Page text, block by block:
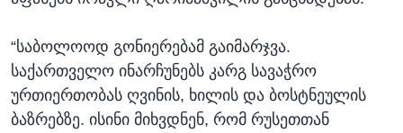
“საბოლოოდ გონიერებამ გაიმარჯვა.
საქართველო ინარჩუნებს კარგ სავაჭრო
ურთიერთობას ღვინის, ხილის და ბოსტნეულის
ბაზრებზე. ისინი მიხვდნენ, რომ რუსეთთან